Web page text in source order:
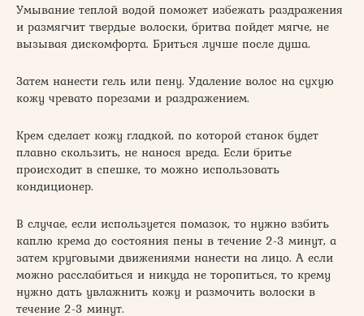
Умывание теплой водой поможет избежать раздражения
и размягчит твердые волоски, бритва пойдет мягче, не
вызывая дискомфорта. Бриться лучше после душа.
Затем нанести гель или пену. Удаление волос на сухую
кожу чревато порезами и раздражением.
Крем сделает кожу гладкой, по которой станок будет
плавно скользить, не нанося вреда. Если бритье
происходит в спешке, то можно использовать
кондиционер.
В случае, если используется помазок, то нужно взбить
каплю крема до состояния пены в течение 2-3 минут, а
затем круговыми движениями нанести на лицо. А если
можно расслабиться и никуда не торопиться, то крему
нужно дать увлажнить кожу и размочить волоски в
течение 2-3 минут.